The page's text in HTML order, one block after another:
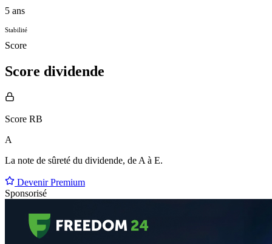
5 ans
Stabilité
Score
Score dividende
Score RB
A
La note de sûreté du dividende, de A à E.
Devenir Premium
Sponsorisé